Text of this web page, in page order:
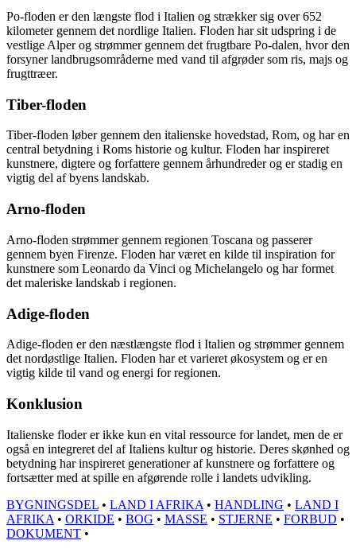
Po-floden er den længste flod i Italien og strækker sig over 652
kilometer gennem det nordlige Italien. Floden har sit udspring i de
vestlige Alper og strømmer gennem det frugtbare Po-dalen, hvor den
forsyner landbrugsområderne med vand til afgrøder som ris, majs og
frugttræer.
Tiber-floden
Tiber-floden løber gennem den italienske hovedstad, Rom, og har en
central betydning i Roms historie og kultur. Floden har inspireret
kunstnere, digtere og forfattere gennem århundreder og er stadig en
vigtig del af byens landskab.
Arno-floden
Arno-floden strømmer gennem regionen Toscana og passerer
gennem byen Firenze. Floden har været en kilde til inspiration for
kunstnere som Leonardo da Vinci og Michelangelo og har formet
det maleriske landskab i regionen.
Adige-floden
Adige-floden er den næstlængste flod i Italien og strømmer gennem
det nordøstlige Italien. Floden har et varieret økosystem og er en
vigtig kilde til vand og energi for regionen.
Konklusion
Italienske floder er ikke kun en vital ressource for landet, men de er
også en integreret del af Italiens kultur og historie. Deres skønhed og
betydning har inspireret generationer af kunstnere og forfattere og
fortsætter med at spille en afgørende rolle i landets udvikling.
BYGNINGSDEL • LAND I AFRIKA • HANDLING • LAND I
AFRIKA • ORKIDE • BOG • MASSE • STJERNE • FORBUD •
DOKUMENT •